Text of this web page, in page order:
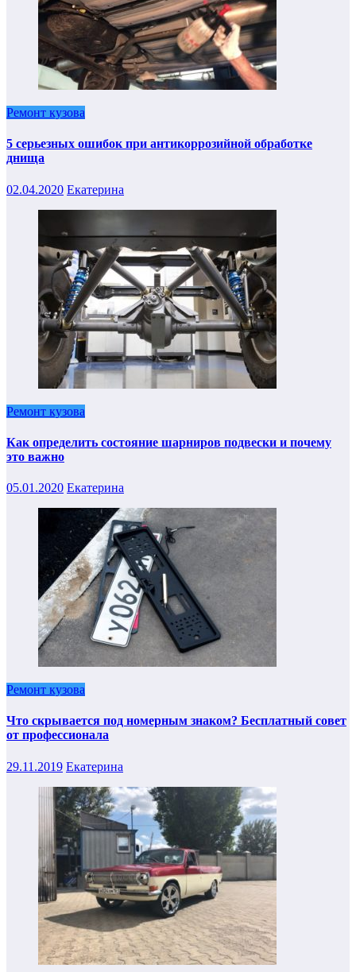
Ремонт кузова
5 серьезных ошибок при антикоррозийной обработке
днища
02.04.2020 Екатерина
Ремонт кузова
Как определить состояние шарниров подвески и почему
это важно
05.01.2020 Екатерина
Ремонт кузова
Что скрывается под номерным знаком? Бесплатный совет
от профессионала
29.11.2019 Екатерина